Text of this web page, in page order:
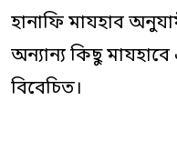
হানাফি মাযহাব
অন্যান্য কিছু মাযহাবে
বিবেচিত।